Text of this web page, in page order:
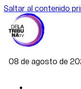
Saltar al contenido
08 de agosto de